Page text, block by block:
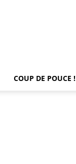
COUP DE POUCE !